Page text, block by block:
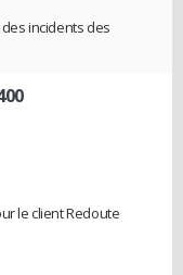
incidents des
le client Redoute